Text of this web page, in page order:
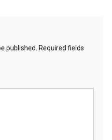
published.
Required fields